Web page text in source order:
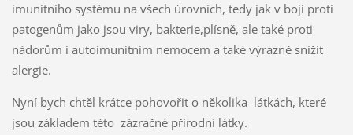
imunitního systému na všech úrovních, tedy jak v boji proti
patogenům jako jsou viry, bakterie,plísně, ale také proti
nádorům i autoimunitním nemocem a také výrazně snížit
alergie.
Nyní bych chtěl krátce pohovořit o několika látkách, které
jsou základem této zázračné přírodní látky.